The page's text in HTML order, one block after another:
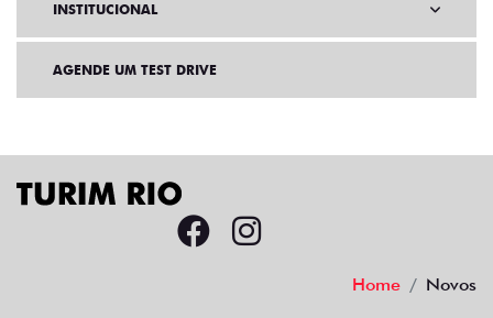
INSTITUCIONAL
AGENDE UM TEST DRIVE
Home Novos